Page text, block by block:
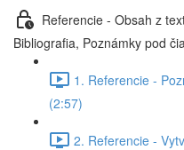
Referencie - Obsah z
Bibliografia, Poznámky pod
1. Referencie -
(2:57)
2. Referencie -